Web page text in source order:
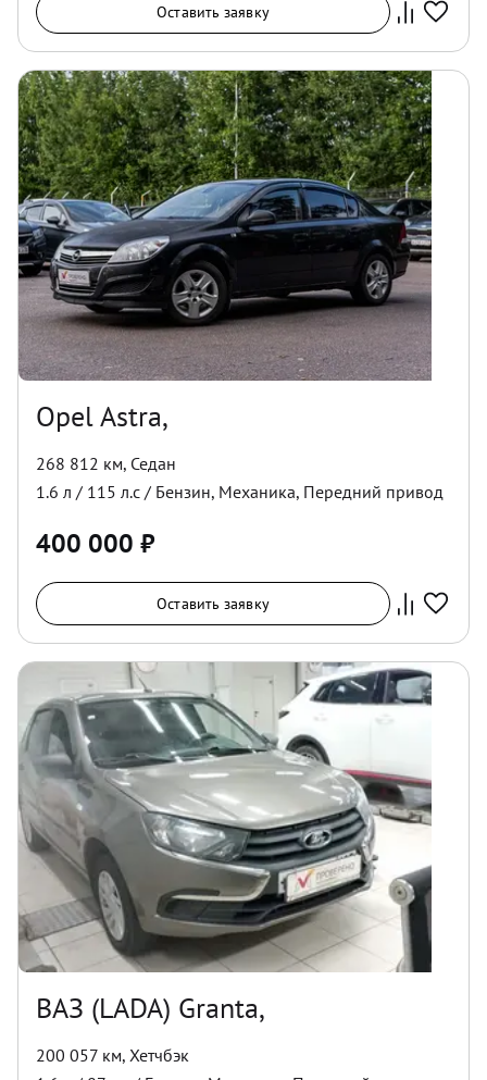
Оставить заявку
Opel Astra,
268 812 км, Седан
1.6 л / 115 л.с / Бензин, Механика, Передний привод
400 000 ₽
Оставить заявку
ВАЗ (LADA) Granta,
200 057 км, Хетчбэк